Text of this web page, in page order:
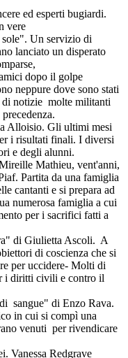
ed esperti bugiardi.
vere
Un servizio di
lanciato un disperato
dopo il golpe
neppure dove sono stati
di notizie molte militanti
Alloisio. Gli ultimi mesi
i risultati finali. I diversi
e degli alunni.
Mathieu, vent'anni,
Partita da una famiglia
cantanti e si prepara ad
numerosa famiglia a cui
per i sacrifici fatti a
di Giulietta Ascoli. A
di coscienza che si
per uccidere- Molti di
i diritti civili e contro il
sangue" di Enzo Rava.
in cui si compì una
venuti per rivendicare
Vanessa Redgrave